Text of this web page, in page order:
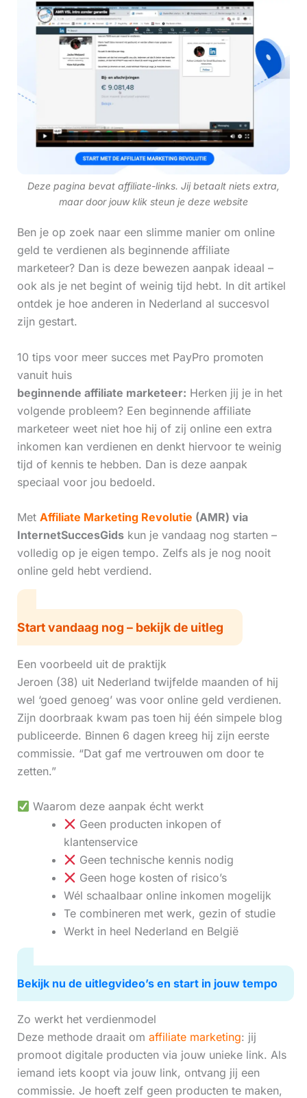
Deze pagina bevat affiliate-links. Jij betaalt niets extra,
maar door jouw klik steun je deze website
Ben je op zoek naar een slimme manier om online
geld te verdienen als beginnende affiliate
marketeer? Dan is deze bewezen aanpak ideaal –
ook als je net begint of weinig tijd hebt. In dit artikel
ontdek je hoe anderen in Nederland al succesvol
zijn gestart.
10 tips voor meer succes met PayPro promoten
vanuit huis
beginnende affiliate marketeer: Herken jij je in het
volgende probleem? Een beginnende affiliate
marketeer weet niet hoe hij of zij online een extra
inkomen kan verdienen en denkt hiervoor te weinig
tijd of kennis te hebben. Dan is deze aanpak
speciaal voor jou bedoeld.
Met Affiliate Marketing Revolutie (AMR) via
InternetSuccesGidskun je vandaag nog starten –
volledig op je eigen tempo. Zelfs als je nog nooit
online geld hebt verdiend.
Start vandaag nog – bekijk de uitleg
Een voorbeeld uit de praktijk
Jeroen (38) uit Nederland twijfelde maanden of hij
wel ‘goed genoeg’ was voor online geld verdienen.
Zijn doorbraak kwam pas toen hij één simpele blog
publiceerde. Binnen 6 dagen kreeg hij zijn eerste
commissie. “Dat gaf me vertrouwen om door te
zetten.”
Waarom deze aanpak écht werkt
Geen producten inkopen of
klantenservice
Geen technische kennis nodig
Geen hoge kosten of risico’s
Wél schaalbaar online inkomen mogelijk
Te combineren met werk, gezin of studie
Werkt in heel Nederland en België
Bekijk nu de uitlegvideo’s en start in jouw tempo
Zo werkt het verdienmodel
Deze methode draait om affiliate marketing: jij
promoot digitale producten via jouw unieke link. Als
iemand iets koopt via jouw link, ontvang jij een
commissie. Je hoeft zelf geen producten te maken,